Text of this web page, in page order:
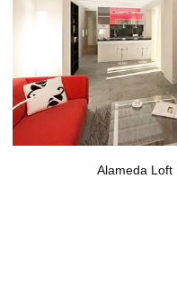
Alameda Loft